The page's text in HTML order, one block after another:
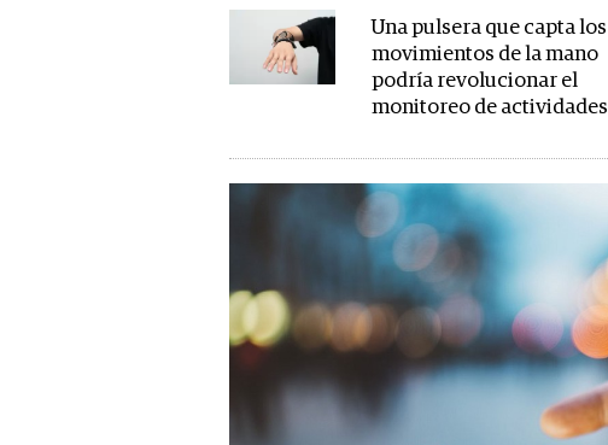
Una pulsera que capta los
movimientos de la mano
podría revolucionar el
monitoreo de actividades